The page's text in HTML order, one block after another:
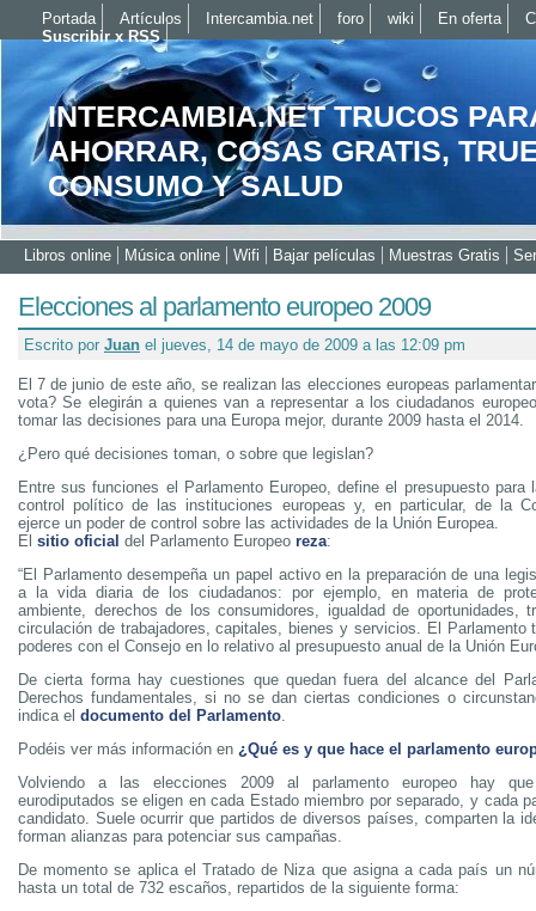
INTERCAMBIA.NET TRUCOS
AHORRAR, COSAS GRATIS,
CONSUMO Y SALUD
Libros online Música online Wifi Bajar películas Muestras Gratis
Elecciones al parlamento europeo 2009
Escrito por Juan el jueves, 14 de mayo de 2009 a las 12:09 pm
El 7 de junio de este año, se realizan las elecciones europeas
vota? Se elegirán a quienes van a representar a los ciudadanos
tomar las decisiones para una Europa mejor, durante 2009 hasta el 2014.
¿Pero qué decisiones toman, o sobre que legislan?
Entre sus funciones el Parlamento Europeo, define el presupuesto para
control político de las instituciones europeas y, en particular, de la
ejerce un poder de control sobre las actividades de la Unión Europea.
El sitio oficial del Parlamento Europeo reza:
“El Parlamento desempeña un papel activo en la preparación de una
a la vida diaria de los ciudadanos: por ejemplo, en materia de
ambiente, derechos de los consumidores, igualdad de oportunidades,
circulación de trabajadores, capitales, bienes y servicios. El Parlamento
poderes con el Consejo en lo relativo al presupuesto anual de la Unión
De cierta forma hay cuestiones que quedan fuera del alcance del
Derechos fundamentales, si no se dan ciertas condiciones o
indica el documento del Parlamento.
Podéis ver más información en ¿Qué es y que hace el parlamento
Volviendo a las elecciones 2009 al parlamento europeo hay
eurodiputados se eligen en cada Estado miembro por separado, y cada
candidato. Suele ocurrir que partidos de diversos países, comparten la
forman alianzas para potenciar sus campañas.
De momento se aplica el Tratado de Niza que asigna a cada país un
hasta un total de 732 escaños, repartidos de la siguiente forma:
Portada Artículos Intercambia.net foro wiki En oferta
Suscribir x RSS